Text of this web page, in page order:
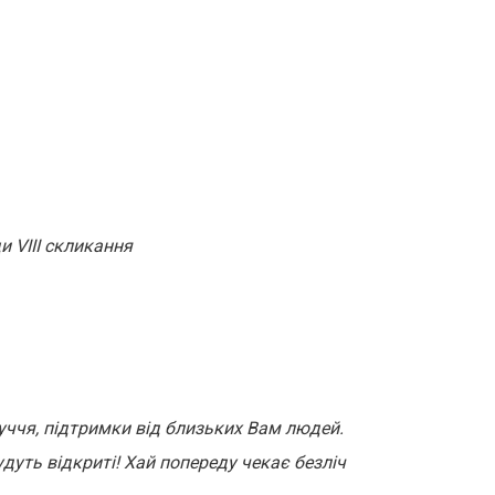
скликання
підтримки від близьких Вам людей.
відкриті! Хай попереду чекає безліч